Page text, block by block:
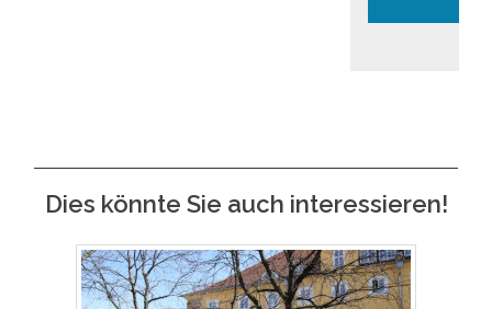
Dies könnte Sie auch interessieren!